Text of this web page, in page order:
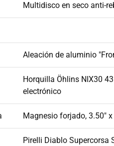
Multidisco en seco anti-
Aleación de aluminio
Horquilla Öhlins NIX30
electrónico
Magnesio forjado, 3.50"
Pirelli Diablo Supercorsa